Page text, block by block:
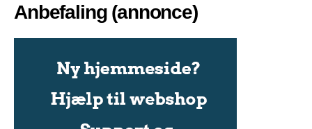
Anbefaling (annonce)